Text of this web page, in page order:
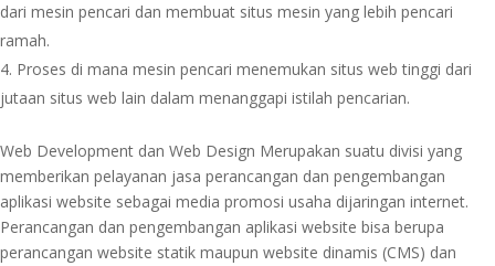
dari mesin pencari dan membuat situs mesin yang lebih pencari
ramah.
Proses di mana mesin pencari menemukan situs web tinggi dari
jutaan situs web lain dalam menanggapi istilah pencarian.
Web Development dan Web Design Merupakan suatu divisi yang
memberikan pelayanan jasa perancangan dan pengembangan
aplikasi website sebagai media promosi usaha dijaringan internet.
Perancangan dan pengembangan aplikasi website bisa berupa
perancangan website statik maupun website dinamis (CMS) dan